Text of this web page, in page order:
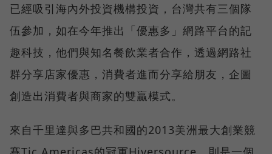
已經吸引海內外投資機構投資，台灣共有三個隊
伍參加，如在今年推出「優惠多」網路平台的記
趣科技，他們與知名餐飲業者合作，透過網路社
群分享店家優惠，消費者進而分享給朋友，企圖
創造出消費者與商家的雙贏模式。
來自千里達與多巴共和國的2013美洲最大創業競